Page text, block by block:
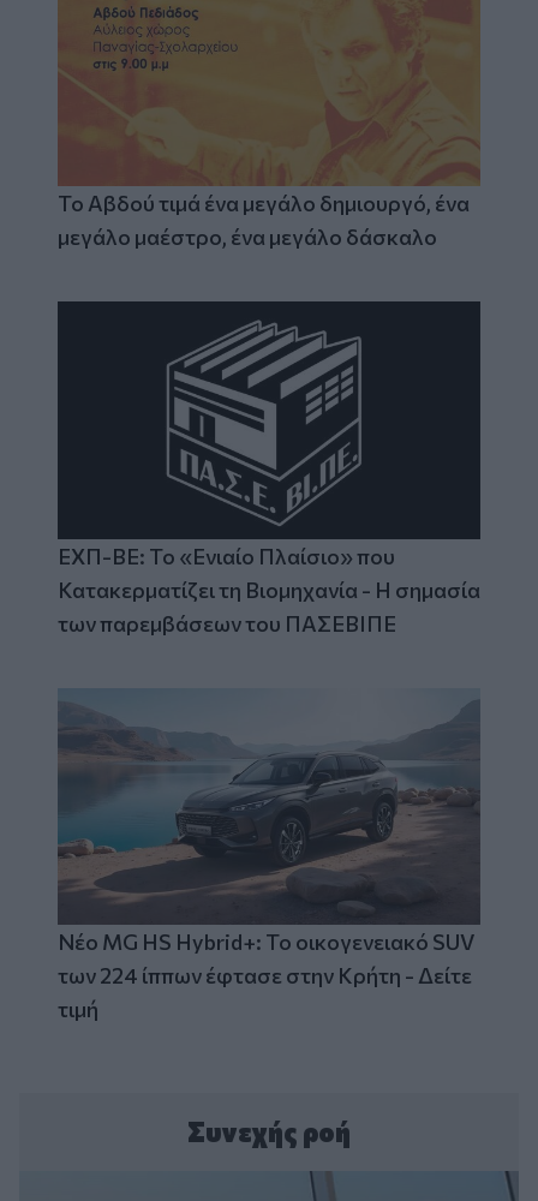
Το Αβδού τιμά ένα μεγάλο δημιουργό, ένα
μεγάλο μαέστρο, ένα μεγάλο δάσκαλο
ΕΧΠ-ΒΕ: Το «Ενιαίο Πλαίσιο» που
Κατακερματίζει τη Βιομηχανία - Η σημασία
των παρεμβάσεων του ΠΑΣΕΒΙΠΕ
Νέο MG HS Hybrid+: Το οικογενειακό SUV
των 224 ίππων έφτασε στην Κρήτη - Δείτε
τιμή
Συνεχής ροή